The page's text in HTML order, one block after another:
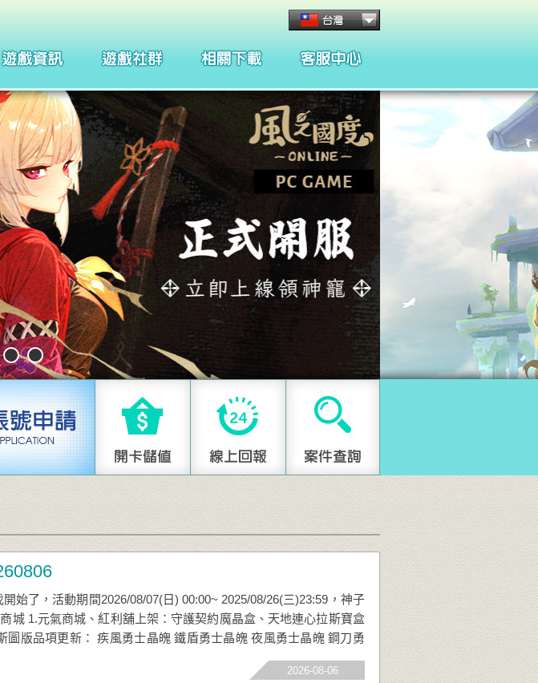
聖徒守護者
客服管理與規章
合約條款
始了，活動期間2026/08/07(日) 00:00~ 2025/08/26(三)23:59，神子
城 1.元氣商城、紅利舖上架：守護契約魔晶盒、天地連心拉斯寶盒
圖版品項更新： 疾風勇士晶魄 鐵盾勇士晶魄 夜風勇士晶魄 鋼刀勇
2026-08-06